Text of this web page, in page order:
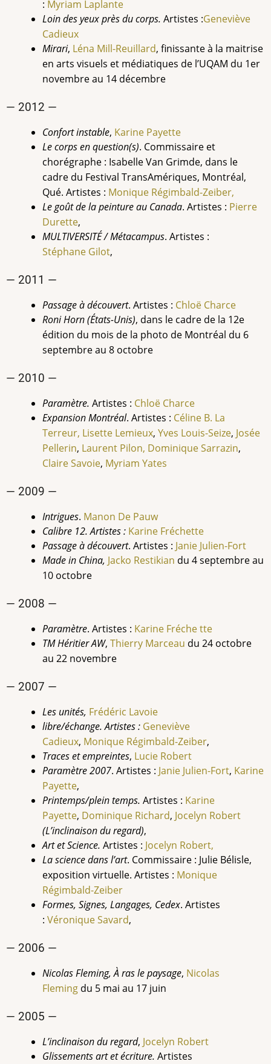
: Myriam Laplante
Loin des yeux près du corps. Artistes :Geneviève
Cadieux
Mirari, Léna Mill-Reuillard, finissante à la maitrise
en arts visuels et médiatiques de l’UQAM du 1er
novembre au 14 décembre
— 2012 —
Confort instable, Karine Payette
Le corps en question(s). Commissaire et
chorégraphe : Isabelle Van Grimde, dans le
cadre du Festival TransAmériques, Montréal,
Qué. Artistes : Monique Régimbald-Zeiber,
Le goût de la peinture au Canada. Artistes : Pierre
Durette,
MULTIVERSITÉ / Métacampus. Artistes :
Stéphane Gilot,
— 2011 —
Passage à découvert. Artistes : Chloë Charce
Roni Horn (États-Unis), dans le cadre de la 12e
édition du mois de la photo de Montréal du 6
septembre au 8 octobre
— 2010 —
Paramètre. Artistes : Chloë Charce
Expansion Montréal. Artistes : Céline B. La
Terreur, Lisette Lemieux, Yves Louis-Seize, Josée
Pellerin, Laurent Pilon, Dominique Sarrazin,
Claire Savoie, Myriam Yates
— 2009 —
Intrigues. Manon De Pauw
Calibre 12. Artistes : Karine Fréchette
Passage à découvert. Artistes : Janie Julien-Fort
Made in China, Jacko Restikian du 4 septembre au
10 octobre
— 2008 —
Paramètre. Artistes : Karine Fréche tte
TM Héritier AW, Thierry Marceau du 24 octobre
au 22 novembre
— 2007 —
Les unités, Frédéric Lavoie
libre/échange. Artistes : Geneviève
Cadieux, Monique Régimbald-Zeiber,
Traces et empreintes, Lucie Robert
Paramètre 2007. Artistes : Janie Julien-Fort, Karine
Payette,
Printemps/plein temps. Artistes : Karine
Payette, Dominique Richard, Jocelyn Robert
(L’inclinaison du regard),
Art et Science. Artistes : Jocelyn Robert,
La science dans l’art. Commissaire : Julie Bélisle,
exposition virtuelle. Artistes : Monique
Régimbald-Zeiber
Formes, Signes, Langages, Cedex. Artistes
: Véronique Savard,
— 2006 —
Nicolas Fleming, À ras le paysage, Nicolas
Fleming du 5 mai au 17 juin
— 2005 —
L’inclinaison du regard, Jocelyn Robert
Glissements art et écriture. Artistes